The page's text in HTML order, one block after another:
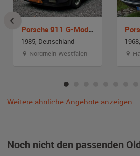
Porsche 911 G-Modell
1985, Deutschland
Nordrhein-Westfalen
Weitere ähnliche Angebote anzeigen
Noch nicht den passenden